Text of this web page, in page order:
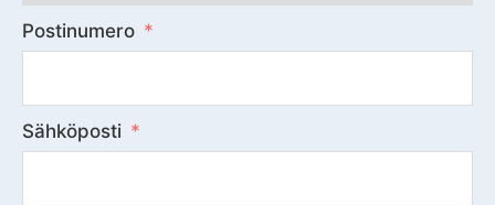
Postinumero
Sähköposti